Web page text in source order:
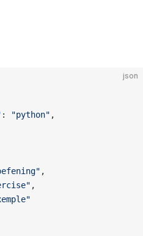
json
: "python" ,
,
,